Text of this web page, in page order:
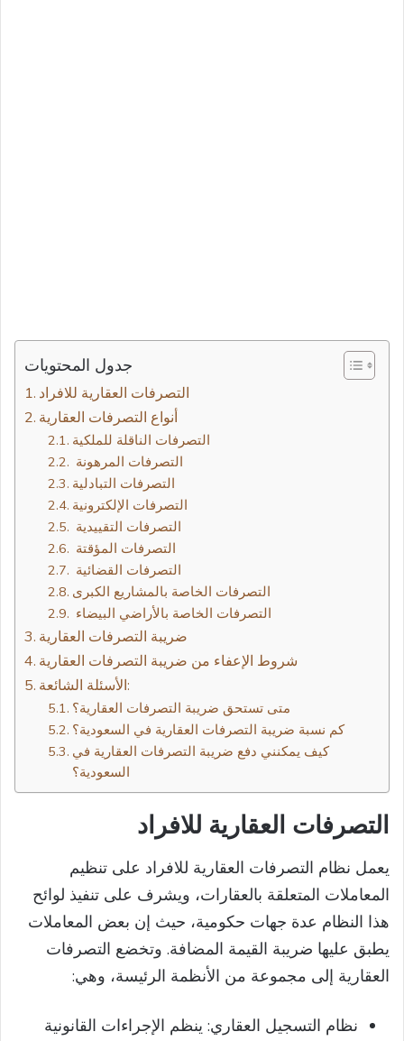
جدول المحتويات
أنواع التصرفات العقارية
التصرفات الناقلة للملكية
التصرفات المرهونة
التصرفات التبادلية
التصرفات الإلكترونية
التصرفات التقييدية
التصرفات المؤقتة
التصرفات القضائية
التصرفات الخاصة بالمشاريع الكبرى
التصرفات الخاصة بالأراضي البيضاء
ضريبة التصرفات العقارية
شروط الإعفاء من ضريبة التصرفات العقارية
الأسئلة الشائعة:
متى تستحق ضريبة التصرفات العقارية؟
كم نسبة ضريبة التصرفات العقارية في السعودية؟
كيف يمكنني دفع ضريبة التصرفات العقارية في
السعودية؟
التصرفات العقارية للافراد​
يعمل نظام التصرفات العقارية للافراد على تنظيم
المعاملات المتعلقة بالعقارات، ويشرف على تنفيذ لوائح
هذا النظام عدة جهات حكومية، حيث إن بعض المعاملات
يطبق عليها ضريبة القيمة المضافة. وتخضع التصرفات
العقارية إلى مجموعة من الأنظمة الرئيسة، وهي:
نظام التسجيل العقاري: ينظم الإجراءات القانونية